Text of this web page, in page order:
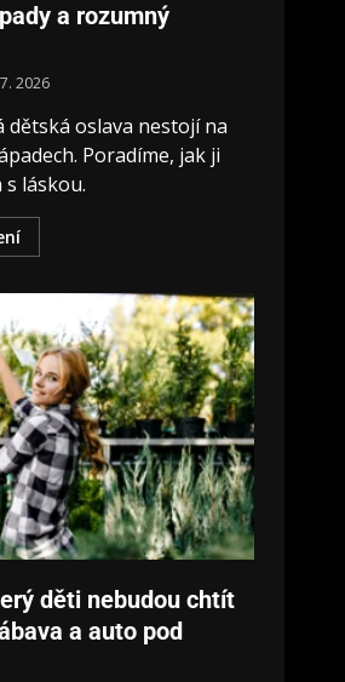
a rozumný
2026
oslava nestojí na
Poradíme, jak ji
láskou.
děti nebudou chtít
a auto pod